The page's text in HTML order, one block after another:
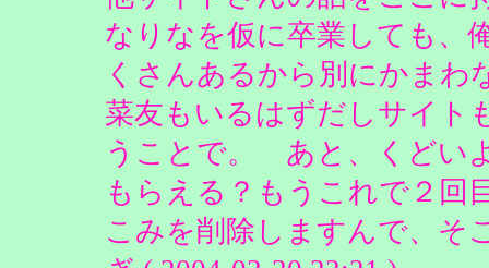
なりなを仮に卒業しても、
くさんあるから別にかま
菜友もいるはずだしサイ
うことで。 あと、くどい
もらえる？もうこれで２回
こみを削除しますんで、そ